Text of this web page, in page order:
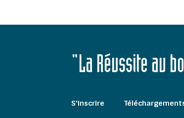
"La Réussite au
S'inscrire